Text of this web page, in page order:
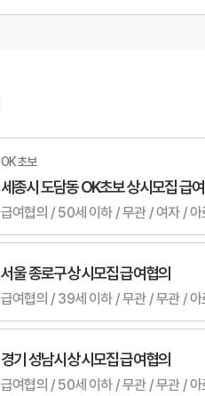
OK초보
세종시 도담동 OK초보 상시모집 급
급여협의 / 50세 이하 / 무관 / 여자 / 아
서울 종로구 상시모집 급여협의
급여협의 / 39세 이하 / 무관 / 무관 / 아
경기 성남시 상시모집 급여협의